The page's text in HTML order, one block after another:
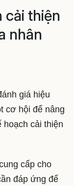
cải thiện
nhân
giá hiệu
cơ hội để nâng
hoạch cải thiện
cấp cho
đáp ứng để